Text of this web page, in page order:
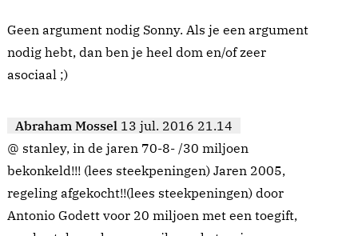
Geen argument nodig Sonny. Als je een argument
nodig hebt, dan ben je heel dom en/of zeer
asociaal ;)
Abraham Mossel 13 jul. 2016 21.14
@ stanley, in de jaren 70-8- /30 miljoen
bekonkeld!!! (lees steekpeningen) Jaren 2005,
regeling afgekocht!!(lees steekpeningen) door
Antonio Godett voor 20 miljoen met een toegift,